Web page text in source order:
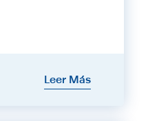
Leer Más